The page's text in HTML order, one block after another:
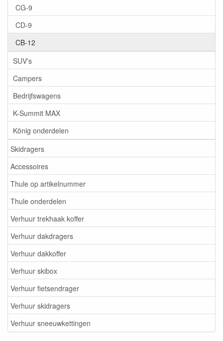
CG-9
CD-9
CB-12
SUV's
Campers
Bedrijfswagens
K-Summit MAX
König onderdelen
Skidragers
Accessoires
Thule op artikelnummer
Thule onderdelen
Verhuur trekhaak koffer
Verhuur dakdragers
Verhuur dakkoffer
Verhuur skibox
Verhuur fietsendrager
Verhuur skidragers
Verhuur sneeuwkettingen